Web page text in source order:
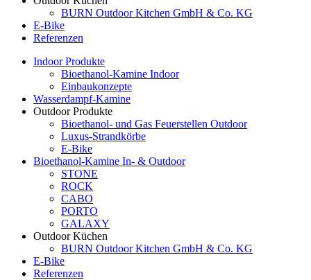
BURN Outdoor Kitchen GmbH & Co. KG
E-Bike
Referenzen
Indoor Produkte
Bioethanol-Kamine Indoor
Einbaukonzepte
Wasserdampf-Kamine
Outdoor Produkte
Bioethanol- und Gas Feuerstellen Outdoor
Luxus-Strandkörbe
E-Bike
Bioethanol-Kamine In- & Outdoor
STONE
ROCK
CABO
PORTO
GALAXY
Outdoor Küchen
BURN Outdoor Kitchen GmbH & Co. KG
E-Bike
Referenzen